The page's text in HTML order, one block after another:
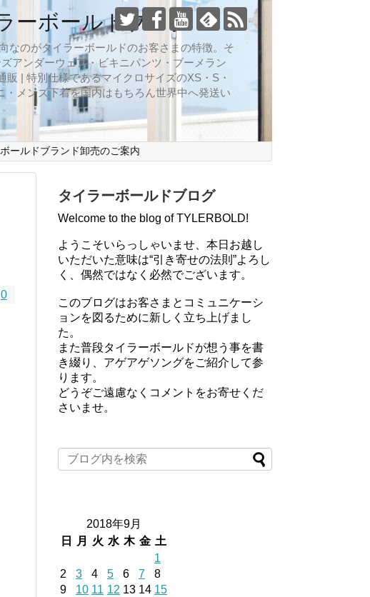
ーボールドブログ
なのがタイラーボールドのお客さまの特徴。そ
アンダーウェア・ビキニパンツ・ブーメラン
| 特別仕様であるマイクロサイズのXS・S・
メンズ下着を国内はもちろん世界中へ発送い
ールドブランド卸売のご案内
0
タイラーボールドブログ
Welcome to the blog of TYLERBOLD!
ようこそいらっしゃいませ、本日お越し
いただいた意味は“引き寄せの法則”よろし
く、偶然ではなく必然でございます。
このブログはお客さまとコミュニケーシ
ョンを図るために新しく立ち上げまし
た。
また普段タイラーボールドが想う事を書
き綴り、アゲアゲソングをご紹介して参
ります。
どうぞご遠慮なくコメントをお寄せくだ
さいませ。
2018年9月
日
月 火 水 木 金 土
1
2
3 4 5 6 7
8
9
10 11 12 13 14 15